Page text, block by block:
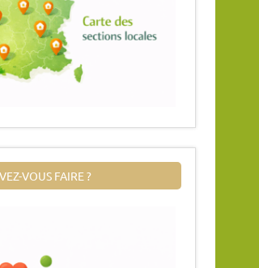
VOUS FAIRE ?